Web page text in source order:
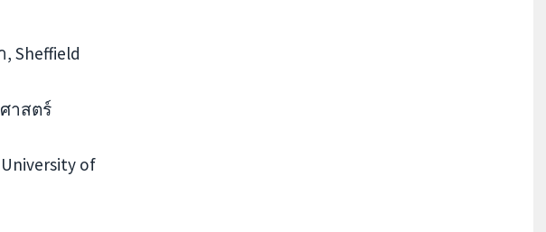
Sheffield
าสตร์
of